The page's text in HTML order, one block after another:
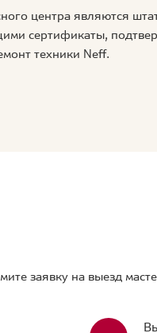
центра являются
сертификаты,
техники Neff.
заявку на выезд